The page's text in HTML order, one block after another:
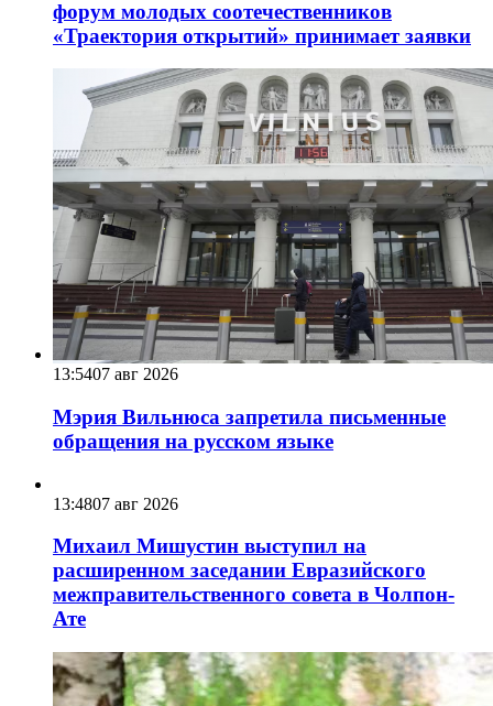
форум молодых соотечественников
«Траектория открытий» принимает заявки
13:5407 авг 2026
Мэрия Вильнюса запретила письменные
обращения на русском языке
13:4807 авг 2026
Михаил Мишустин выступил на
расширенном заседании Евразийского
межправительственного совета в Чолпон-
Ате